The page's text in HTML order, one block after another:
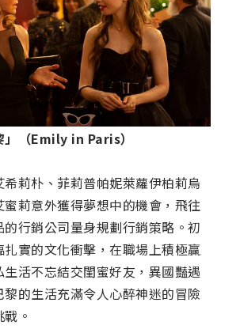
」（Emily in Paris）
莉朴、菲莉普帕妮萊蘿伊柏莉烏
蜜莉意外獲得夢想中的機會，飛往
行銷公司量身規劃行銷策略。初
實的文化衝擊，在職場上積極贏
活不忘結交閨蜜好友，異國豔遇
的生活充滿令人心醉神迷的冒險
。